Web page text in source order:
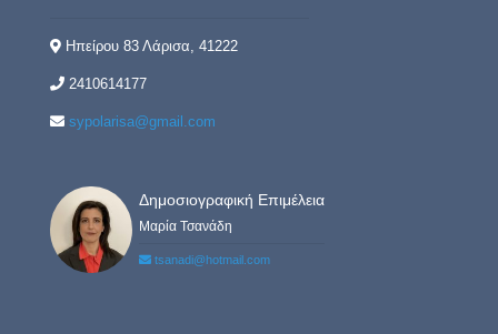
Ηπείρου 83 Λάρισα, 41222
2410614177
sypolarisa@gmail.com
Δημοσιογραφική Επιμέλεια
Μαρία Τσανάδη
tsanadi@hotmail.com